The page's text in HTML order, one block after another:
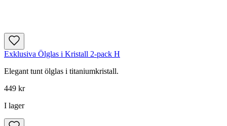
Exklusiva Ölglas i Kristall 2-pack H
Elegant tunt ölglas i titaniumkristall.
449 kr
I lager